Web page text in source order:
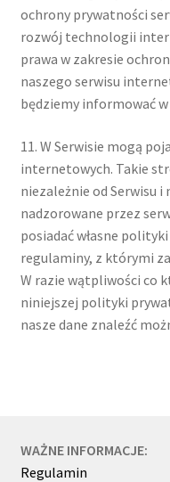
ochrony prywatności
rozwój technologii
prawa w zakresie
naszego serwisu
będziemy informować
11. W Serwisie mogą
internetowych. Takie
niezależnie od Serwisu i
nadzorowane przez
posiadać własne
regulaminy, z którymi
W razie wątpliwości co
niniejszej polityki
nasze dane znaleźć
WAŻNE INFORMACJE:
Regulamin